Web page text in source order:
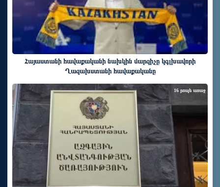
Հայաստանի հավաքականի նախկին մարզիչը կգլխավորի
Ղազախստանի հավաքականը
16 րոպե առաջ